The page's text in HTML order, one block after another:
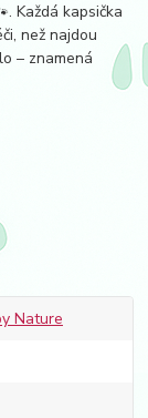
Každá kapsička
než najdou
– znamená
Nature